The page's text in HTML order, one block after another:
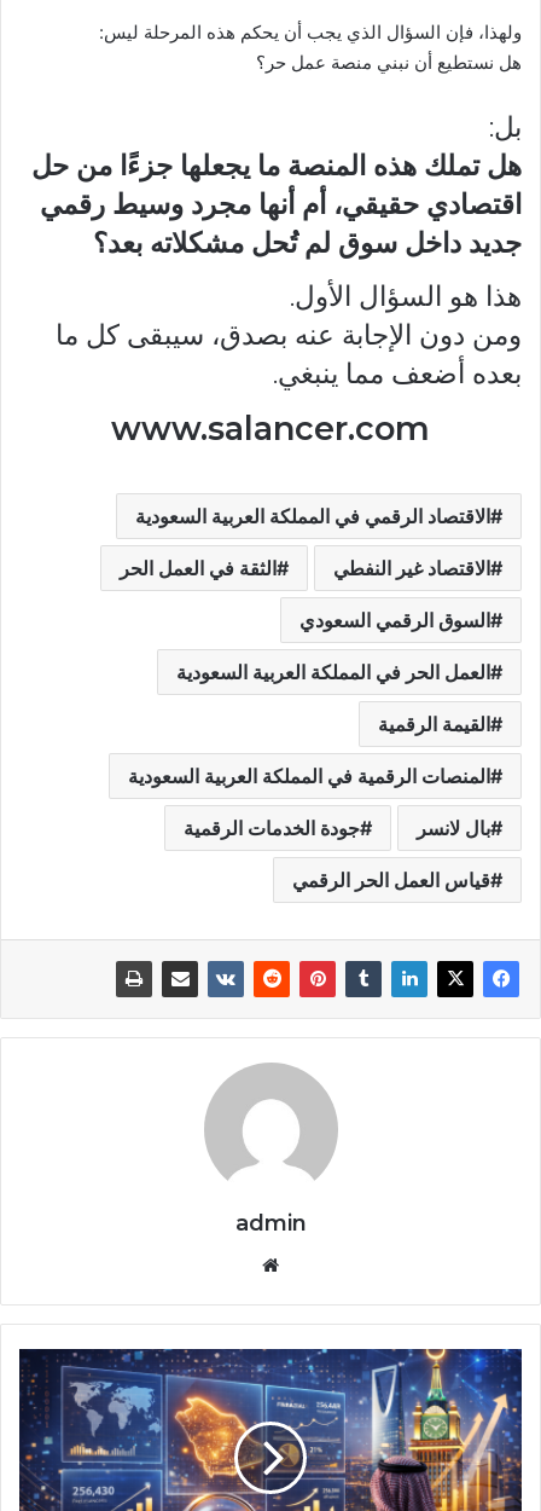
ولهذا، فإن السؤال الذي يجب أن يحكم هذه المرحلة ليس:
هل نستطيع أن نبني منصة عمل حر؟
بل:
هل تملك هذه المنصة ما يجعلها جزءًا من حل
اقتصادي حقيقي، أم أنها مجرد وسيط رقمي
جديد داخل سوق لم تُحل مشكلاته بعد؟
هذا هو السؤال الأول.
ومن دون الإجابة عنه بصدق، سيبقى كل ما
بعده أضعف مما ينبغي.
www.salancer.com
الاقتصاد الرقمي في المملكة العربية السعودية
الاقتصاد غير النفطي الثقة في العمل الحر
السوق الرقمي السعودي
العمل الحر في المملكة العربية السعودية
القيمة الرقمية
المنصات الرقمية في المملكة العربية السعودية
بال لانسر جودة الخدمات الرقمية
قياس العمل الحر الرقمي
admin
الوي
ب
ه
ل
ت
ح
ت
ا